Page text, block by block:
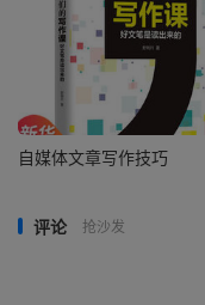
自媒体文章写作技巧
评论 抢沙发